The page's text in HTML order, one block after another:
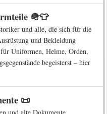
🪖👕
und alle, die sich für die
und Bekleidung
Uniformen, Helme, Orden,
begeisterst – hier
📜